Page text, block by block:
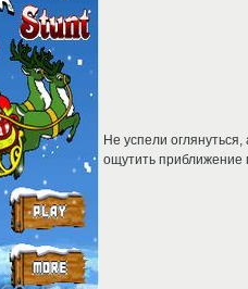
Не успели
ощутить приближение